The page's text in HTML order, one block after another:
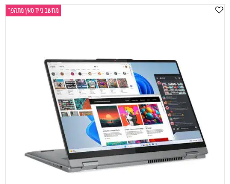
מחשב נייד טאץ מתהפך